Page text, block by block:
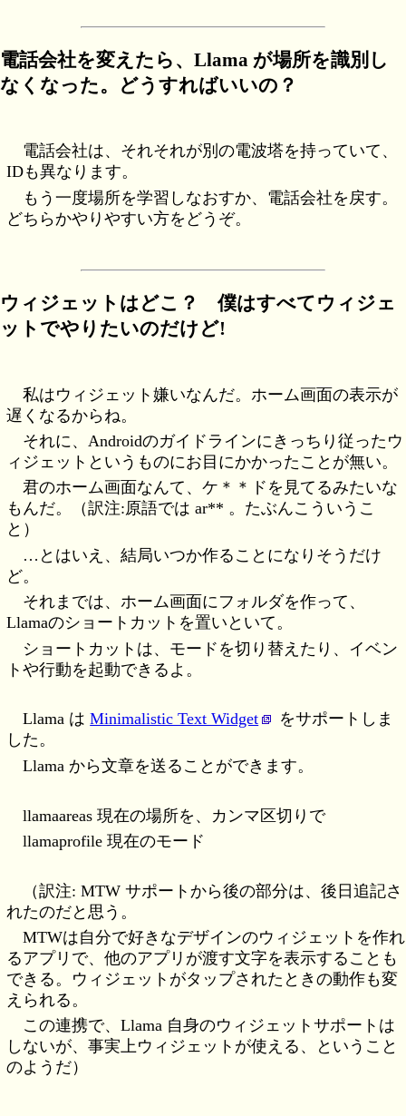
電話会社を変えたら、Llama が場所を識別し
なくなった。どうすればいいの？
電話会社は、それそれが別の電波塔を持っていて、
IDも異なります。
もう一度場所を学習しなおすか、電話会社を戻す。
どちらかやりやすい方をどうぞ。
ウィジェットはどこ？ 僕はすべてウィジェ
ットでやりたいのだけど!
私はウィジェット嫌いなんだ。ホーム画面の表示が
遅くなるからね。
それに、Androidのガイドラインにきっちり従ったウ
ィジェットというものにお目にかかったことが無い。
君のホーム画面なんて、ケ＊＊ドを見てるみたいな
もんだ。（訳注:原語では ar** 。たぶんこういうこ
と）
…とはいえ、結局いつか作ることになりそうだけ
ど。
それまでは、ホーム画面にフォルダを作って、
Llamaのショートカットを置いといて。
ショートカットは、モードを切り替えたり、イベン
トや行動を起動できるよ。
Llama はMinimalistic Text Widget
をサポートしま
した。
Llama から文章を送ることができます。
llamaareas 現在の場所を、カンマ区切りで
llamaprofile 現在のモード
（訳注: MTW サポートから後の部分は、後日追記さ
れたのだと思う。
MTWは自分で好きなデザインのウィジェットを作れ
るアプリで、他のアプリが渡す文字を表示することも
できる。ウィジェットがタップされたときの動作も変
えられる。
この連携で、Llama 自身のウィジェットサポートは
しないが、事実上ウィジェットが使える、ということ
のようだ）